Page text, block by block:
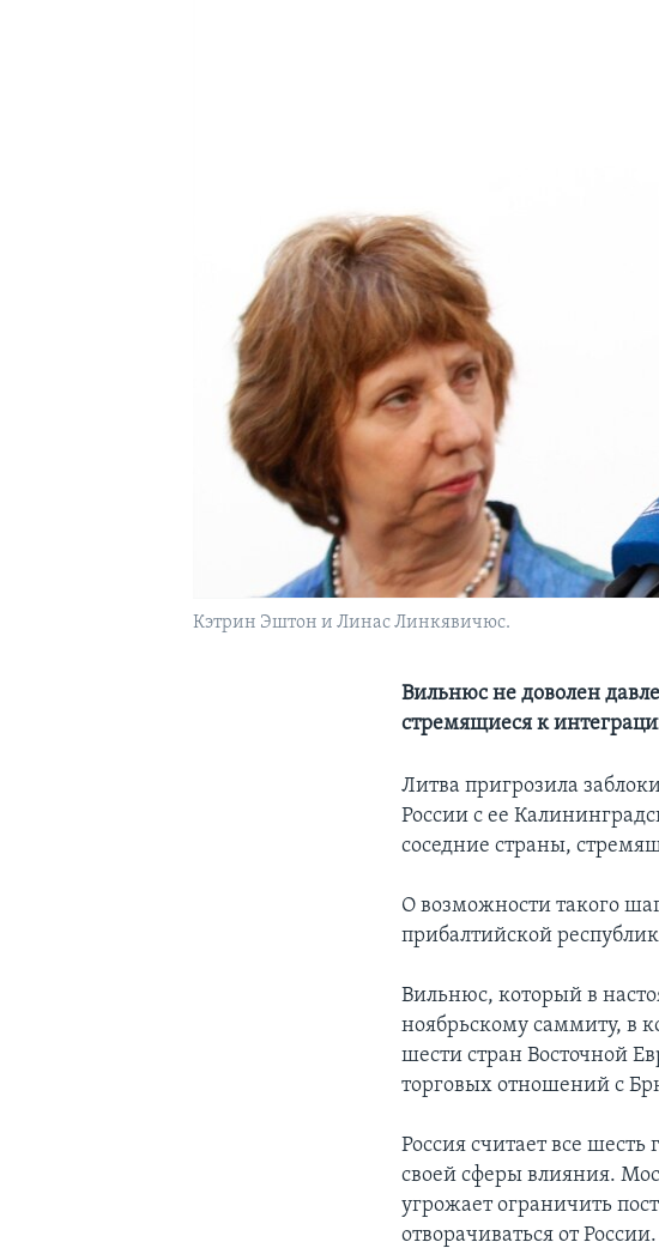
Кэтрин Эштон и Линас Линкявичюс.
Вильнюс не доволен
стремящиеся к
Литва пригрозила
России с ее
соседние страны,
О возможности такого
прибалтийской
Вильнюс, который в
ноябрьскому саммиту, в
шести стран Восточной
торговых отношений с
Россия считает все
своей сферы влияния.
угрожает ограничить
отворачиваться от России.